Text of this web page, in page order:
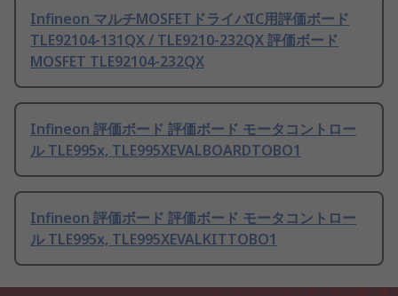
Infineon マルチMOSFETドライバIC用評価ボード
TLE92104-131QX / TLE9210-232QX 評価ボード
MOSFET TLE92104-232QX
Infineon 評価ボード 評価ボード モータコントロー
ル TLE995x, TLE995XEVALBOARDTOBO1
Infineon 評価ボード 評価ボード モータコントロー
ル TLE995x, TLE995XEVALKITTOBO1